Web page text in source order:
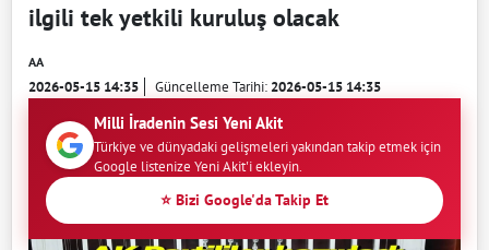
ilgili tek yetkili kuruluş olacak
AA
2026-05-15 14:35 Güncelleme Tarihi:2026-05-15 14:35
Milli İradenin Sesi Yeni Akit
Türkiye ve dünyadaki gelişmeleri yakından takip etmek için
Google listenize Yeni Akit'i ekleyin.
⭐ Bizi Google'da Takip Et